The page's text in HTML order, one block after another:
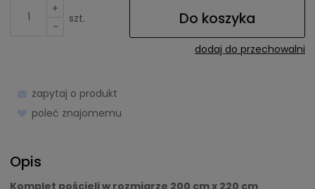
+
-
szt. Do koszyka
dodaj do przechowalni
zapytaj o produkt
poleć znajomemu
Opis